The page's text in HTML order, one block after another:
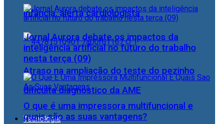
infância, alerta cardiologista
Atraso na ampliação do teste do pezinho
dificulta diagnóstico da AME
Tecnologia
Jornal Aurora debate os impactos da
inteligência artificial no futuro do trabalho
nesta terça (09)
O que é uma impressora multifuncional e
quais são as suas vantagens?